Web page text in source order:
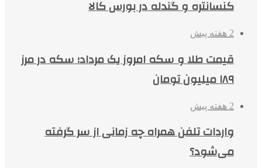
کنسانتره و گندله در بورس کالا
2 هفته پیش
قیمت طلا و سکه امروز یک مرداد؛ سکه در مرز
۱۸۹ میلیون تومان
2 هفته پیش
واردات تلفن همراه چه زمانی از سر گرفته
می‌شود؟